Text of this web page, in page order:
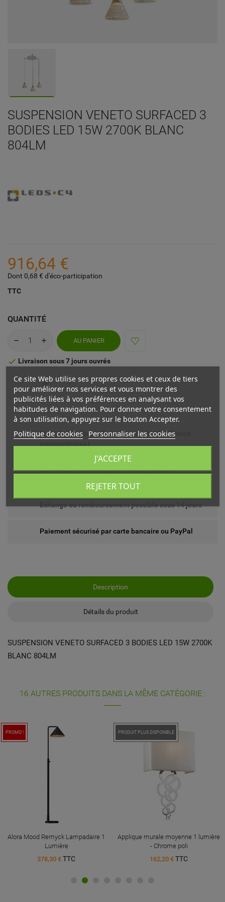
SUSPENSION VENETO SURFACED 3
BODIES LED 15W 2700K BLANC
804LM
916,64 €
Dont 0,68 € d'éco-participation
TTC
QUANTITÉ
AU PANIER
 Livraison sous 7 jours ouvrés
Frais de livraison offerts à partir de 69€ (France
métropolitaine)
Livré chez vous ou en point relais (France
Echange ou remboursement possible sous 14 jours
Paiement sécurisé par carte bancaire ou PayPal
Description
Détails du produit
SUSPENSION VENETO SURFACED 3 BODIES LED 15W 2700K
BLANC 804LM
16 AUTRES PRODUITS DANS LA MÊME CATÉGORIE :
PROMO !
Alora Mood Remyck Lampadaire 1
Lumière
378,30 € TTC
PROMO !
PRODUIT PLUS DISPONIBLE
Applique murale moyenne 1 lumière
- Chrome poli
162,20 € TTC
Ce site Web utilise ses propres cookies et ceux de tiers
pour améliorer nos services et vous montrer des
publicités liées à vos préférences en analysant vos
habitudes de navigation. Pour donner votre consentement
à son utilisation, appuyez sur le bouton Accepter.
Politique de cookies Personnaliser les cookies
REJETER TOUT
J'ACCEPTE